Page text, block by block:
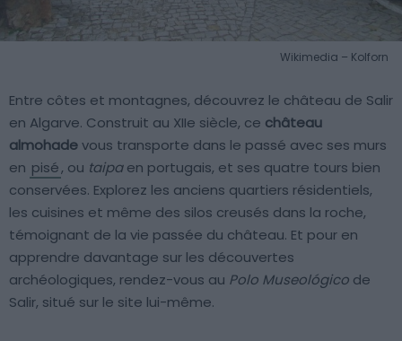
Wikimedia – Kolforn
Entre côtes et montagnes, découvrez le château de Salir
en Algarve. Construit au XIIe siècle, ce château
almohadevous transporte dans le passé avec ses murs
en pisé, ou taipaen portugais, et ses quatre tours bien
conservées. Explorez les anciens quartiers résidentiels,
les cuisines et même des silos creusés dans la roche,
témoignant de la vie passée du château. Et pour en
apprendre davantage sur les découvertes
archéologiques, rendez-vous au Polo Museológico de
Salir, situé sur le site lui-même.